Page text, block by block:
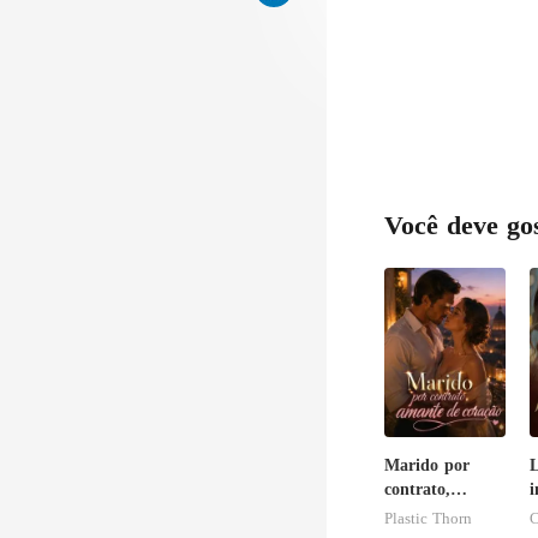
Você deve
Marido por
contrato,
amante de
Plastic Thorn